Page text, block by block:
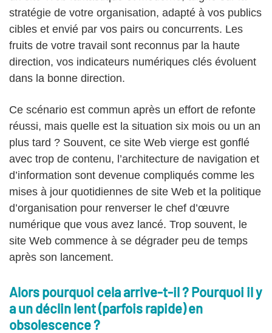
stratégie de votre organisation, adapté à vos publics
cibles et envié par vos pairs ou concurrents. Les
fruits de votre travail sont reconnus par la haute
direction, vos indicateurs numériques clés évoluent
dans la bonne direction.
Ce scénario est commun après un effort de refonte
réussi, mais quelle est la situation six mois ou un an
plus tard ? Souvent, ce site Web vierge est gonflé
avec trop de contenu, l’architecture de navigation et
d’information sont devenue compliqués comme les
mises à jour quotidiennes de site Web et la politique
d’organisation pour renverser le chef d’œuvre
numérique que vous avez lancé. Trop souvent, le
site Web commence à se dégrader peu de temps
après son lancement.
Alors pourquoi cela arrive-t-il ? Pourquoi il y
a un déclin lent (parfois rapide) en
obsolescence ?